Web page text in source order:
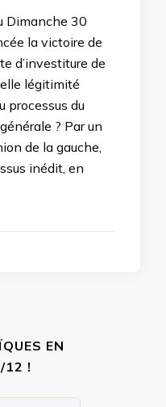
Dimanche 30
la victoire de
d’investiture de
légitimité
processus du
? Par un
de la gauche,
inédit, en
EN
12 !